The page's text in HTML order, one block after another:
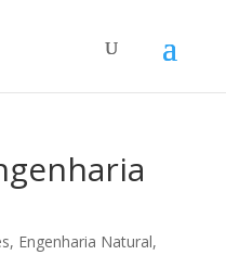
, Engenharia Natural,